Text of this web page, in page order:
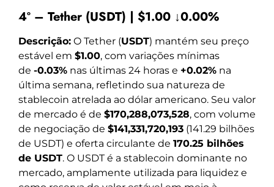
4º – Tether (USDT) | $1.00 ↓0.00%
Descrição: O Tether (USDT) mantém seu preço
estável em $1.00, com variações mínimas
de -0.03% nas últimas 24 horas e +0.02% na
última semana, refletindo sua natureza de
stablecoin atrelada ao dólar americano. Seu valor
de mercado é de $170,288,073,528, com volume
de negociação de $141,331,720,193 (141.29 bilhões
de USDT) e oferta circulante de 170.25 bilhões
de USDT. O USDT é a stablecoin dominante no
mercado, amplamente utilizada para liquidez e